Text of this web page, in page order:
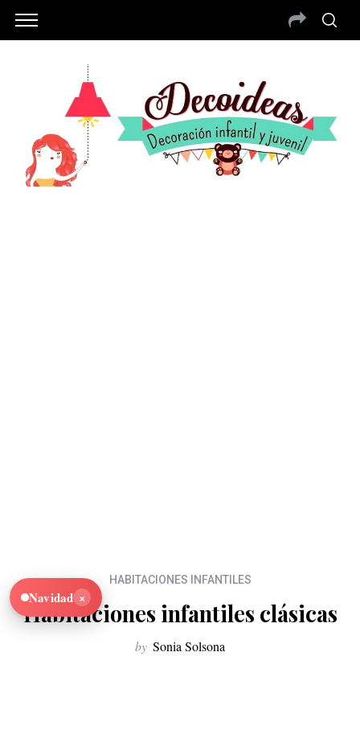
HABITACIONES INFANTILES
Habitaciones infantiles clásicas
by Sonia Solsona
Navidad ×